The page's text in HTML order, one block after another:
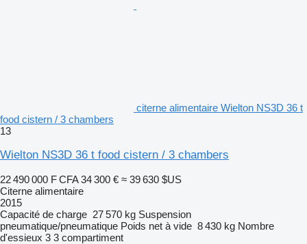
citerne alimentaire Wielton NS3D 36 t
food cistern / 3 chambers
13
Wielton NS3D 36 t food cistern / 3 chambers
22 490 000 F CFA 34 300 € ≈ 39 630 $US
Citerne alimentaire
2015
Capacité de charge 27 570 kg Suspension
pneumatique/pneumatique Poids net à vide 8 430 kg Nombre
d'essieux 3 3 compartiment